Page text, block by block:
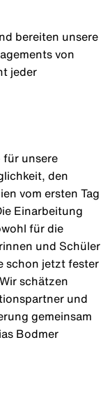
bereiten unsere
von
jeder
für unsere
den
vom ersten Tag
Einarbeitung
für die
und Schüler
schon jetzt fester
schätzen
und
gemeinsam
Bodmer